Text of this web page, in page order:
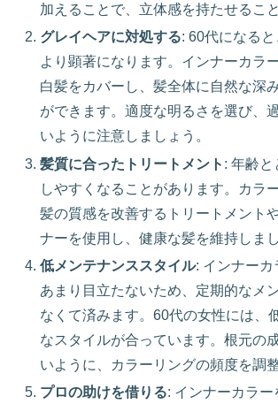
加えることで、立体感を持たせるこ
グレイヘアに対処する: 60代になる
より顕著になります。インナーカラ
白髪をカバーし、髪全体に自然な深
ができます。適度な明るさを選び、
いように注意しましょう。
髪質に合ったトリートメント : 年齢と
しやすくなることがあります。カラ
髪の質感を改善するトリートメント
ナーを使用し、健康な髪を維持しまし
低メンテナンススタイル: インナーカ
あまり目立たないため、定期的なメ
なくて済みます。60代の女性には、
なスタイルが合っています。根元の
いように、カラーリングの頻度を調
プロの助けを借りる: インナーカラー